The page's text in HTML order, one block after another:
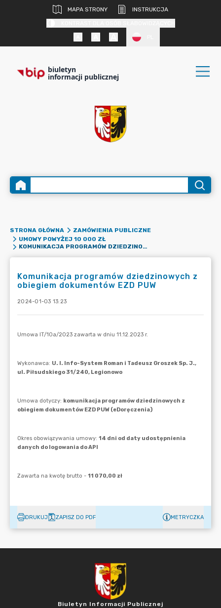
MAPA STRONY
INSTRUKCJA
biuletyn
informacji publicznej
STRONA GŁÓWNA
ZAMÓWIENIA PUBLICZNE
UMOWY POWYŻEJ 10 000 ZŁ
KOMUNIKACJA PROGRAMÓW DZIEDZINOWYCH Z OBIEGIEM DOKUMENTÓW EZD PUW
Komunikacja programów dziedzinowych z
obiegiem dokumentów EZD PUW
2024-01-03 13:23
DRUKUJ ZAPISZ DO PDF METRYCZKA
Biuletyn Informacji Publicznej